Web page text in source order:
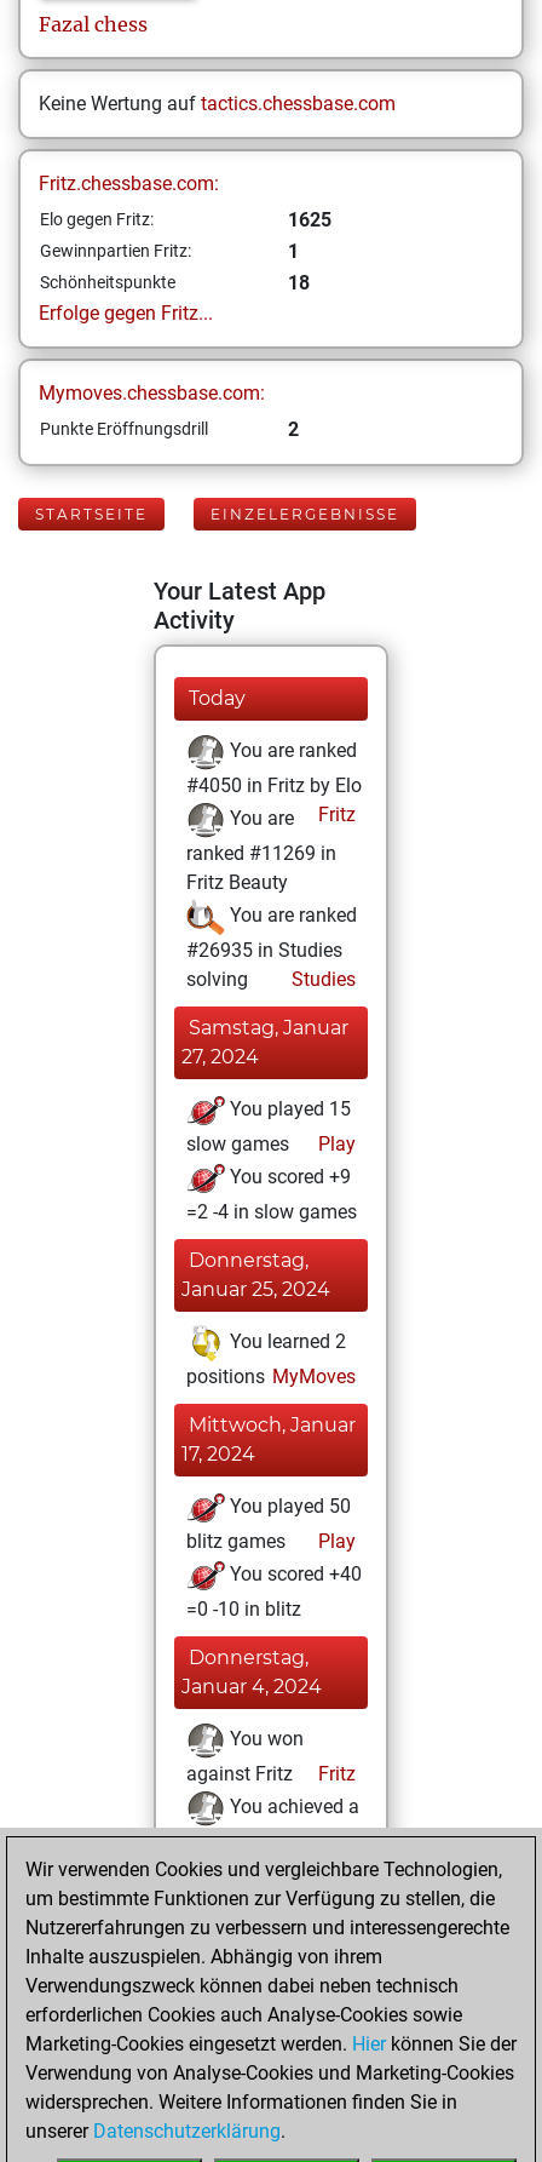
Fazal chess
Keine Wertung auf tactics.chessbase.com
Fritz.chessbase.com:
Elo gegen Fritz: 1625
Gewinnpartien Fritz: 1
Schönheitspunkte
18
Erfolge gegen Fritz...
Mymoves.chessbase.com:
Punkte Eröffnungsdrill 2
STARTSEITE EINZELERGEBNISSE
Your Latest App
Activity
Today
You are ranked
#4050 in Fritz by Elo
Fritz
You are
ranked #11269 in
Fritz Beauty
You are ranked
#26935 in Studies
solving
Studies
Samstag, Januar
27, 2024
You played 15
slow games
Play
You scored +9
=2 -4 in slow games
Donnerstag,
Januar 25, 2024
You learned 2
positions MyMoves
Mittwoch, Januar
17, 2024
You played 50
blitz games
Play
You scored +40
=0 -10 in blitz
Donnerstag,
Januar 4, 2024
You won
against Fritz
Fritz
You achieved a
BeautyScore of 18
You achieved a
new Elo of 1625
your Studies account
Studies
Montag,
Dezember 18,
2023
You created
Wir verwenden Cookies und vergleichbare Technologien,
um bestimmte Funktionen zur Verfügung zu stellen, die
Nutzererfahrungen zu verbessern und interessengerechte
Inhalte auszuspielen. Abhängig von ihrem
Verwendungszweck können dabei neben technisch
erforderlichen Cookies auch Analyse-Cookies sowie
Marketing-Cookies eingesetzt werden. Hierkönnen Sie der
Verwendung von Analyse-Cookies und Marketing-Cookies
widersprechen. Weitere Informationen finden Sie in
unserer Datenschutzerklärung.